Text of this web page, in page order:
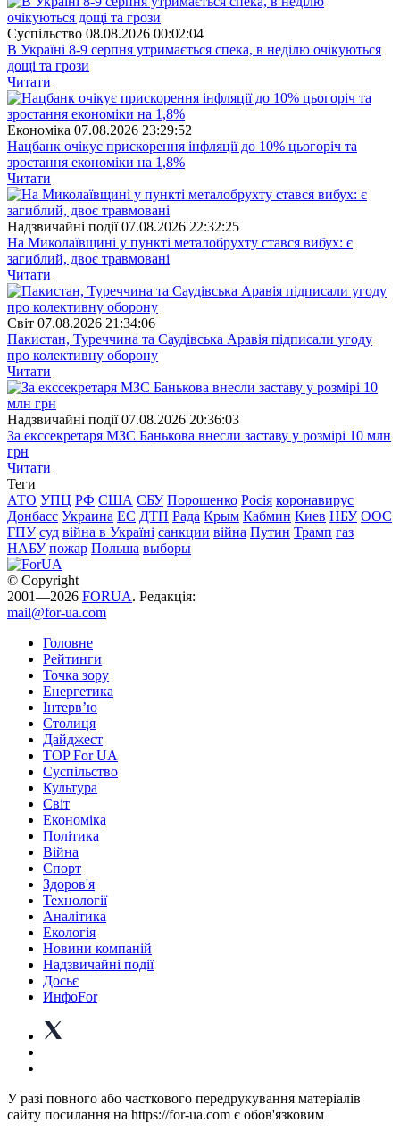
Суспiльство 08.08.2026 00:02:04
В Україні 8-9 серпня утримається спека, в неділю очікуються
дощі та грози
Читати
Економіка 07.08.2026 23:29:52
Нацбанк очікує прискорення інфляції до 10% цьогоріч та
зростання економіки на 1,8%
Читати
Надзвичайні події 07.08.2026 22:32:25
На Миколаївщині у пункті металобрухту стався вибух: є
загиблий, двоє травмовані
Читати
Свiт 07.08.2026 21:34:06
Пакистан, Туреччина та Саудівська Аравія підписали угоду
про колективну оборону
Читати
Надзвичайні події 07.08.2026 20:36:03
За екссекретаря МЗС Банькова внесли заставу у розмірі 10 млн
грн
Читати
Теги
АТО УПЦ РФ США СБУ Порошенко Росія коронавирус
Донбасс Украина ЕС ДТП Рада Крым Кабмин Киев НБУ ООС
ГПУ суд війна в Україні санкции війна Путин Трамп газ
НАБУ пожар Польша выборы
© Copyright
2001—2026 FORUA. Редакція:
mail@for-ua.com
Головне
Рейтинги
Точка зору
Енергетика
Інтерв’ю
Столиця
Дайджест
TOP For UA
Суспiльство
Культура
Світ
Економіка
Політика
Війна
Спорт
Здоров'я
Технології
Аналітика
Екологія
Новини компаній
Надзвичайні події
Досьє
ИнфоFor
У разі повного або часткового передрукування матеріалів
сайту посилання на https://for-ua.com є обов'язковим